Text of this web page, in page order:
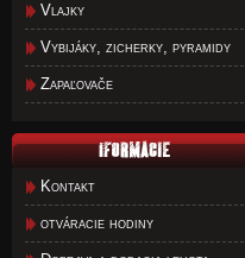
Vlajky
Vybijáky, zicherky, pyramidy
Zapaľovače
Kontakt
otváracie hodiny